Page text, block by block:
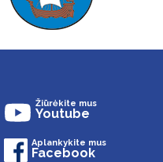
Žiūrėkite mus
Youtube
Aplankykite mus
Facebook